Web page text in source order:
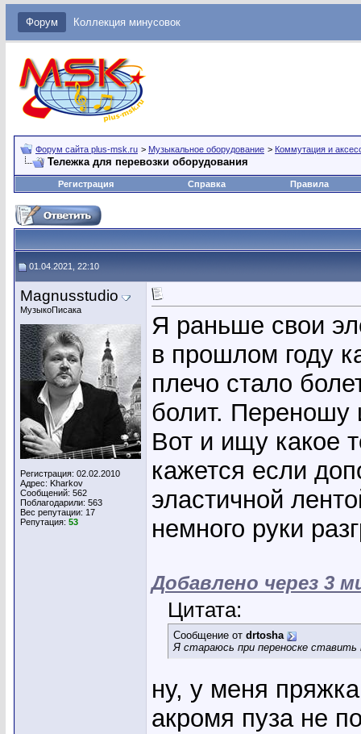
Форум Коллекция минусовок
Форум сайта plus-msk.ru > Музыкальное оборудование > Коммутация и
Тележка для перевозки оборудования
Регистрация Справка Правила
01.04.2021, 22:10
Magnusstudio
МузыкоПисака
Регистрация: 02.02.2010
Адрес: Kharkov
Сообщений: 562
Поблагодарили: 563
Вес репутации: 17
Репутация: 53
Я раньше свои
в прошлом году
плечо стало
болит. Переношу
Вот и ищу какое
кажется если
эластичной
немного руки
Добавлено через 3
Цитата:
Сообщение от drtosha
Я стараюсь при переноске ставить
ну, у меня
акромя пуза не